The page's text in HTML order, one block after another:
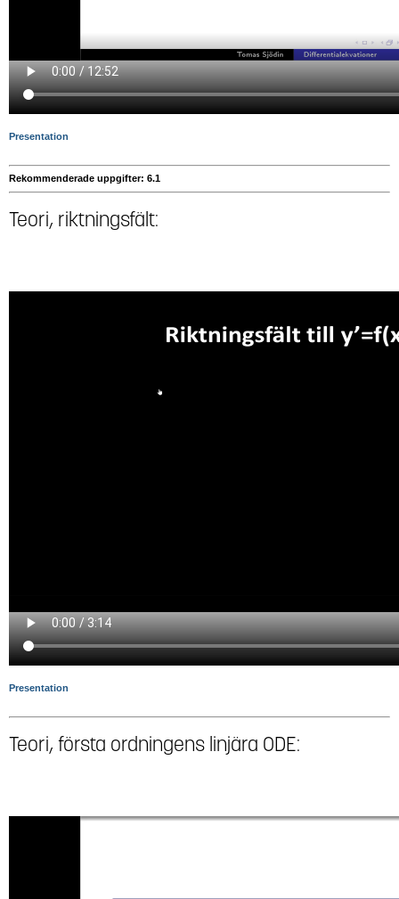
Presentation
Rekommenderade uppgifter: 6.1
Teori, riktningsfält:
Presentation
Teori, första ordningens linjära ODE: